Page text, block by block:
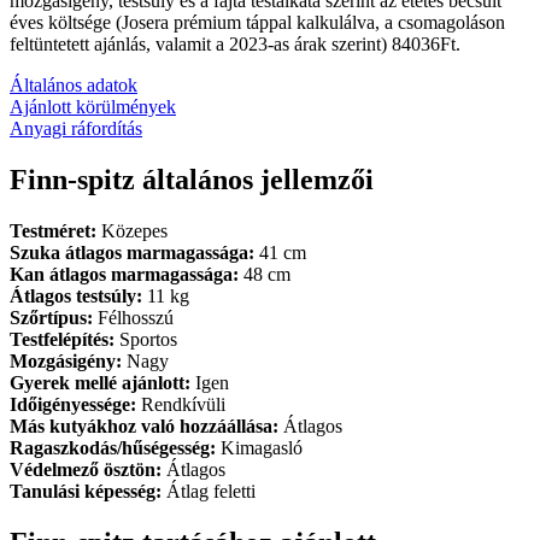
éves költsége (Josera prémium táppal kalkulálva, a csomagoláson
feltüntetett ajánlás, valamit a 2023-as árak szerint) 84036Ft.
Általános adatok
Ajánlott körülmények
Anyagi ráfordítás
Finn-spitz általános jellemzői
Testméret: Közepes
Szuka átlagos marmagassága: 41 cm
Kan átlagos marmagassága: 48 cm
Átlagos testsúly: 11 kg
Szőrtípus: Félhosszú
Testfelépítés: Sportos
Mozgásigény: Nagy
Gyerek mellé ajánlott: Igen
Időigényessége: Rendkívüli
Más kutyákhoz való hozzáállása: Átlagos
Ragaszkodás/hűségesség: Kimagasló
Védelmező ösztön: Átlagos
Tanulási képesség: Átlag feletti